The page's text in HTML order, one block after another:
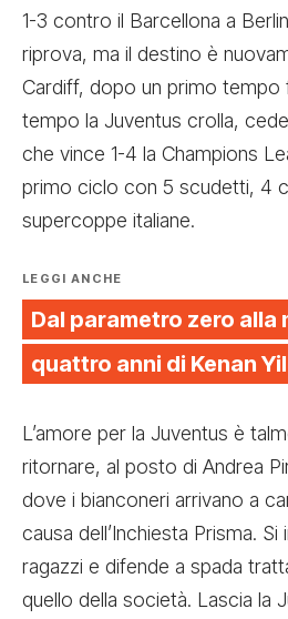
1-3 contro il Barcellona a
riprova, ma il destino è
Cardiff, dopo un primo tempo
tempo la Juventus crolla,
che vince 1-4 la Champions
primo ciclo con 5 scudetti, 4
supercoppe italiane.
LEGGI ANCHE
Dal parametro zero alla
quattro anni di Kenan
L’amore per la Juventus è
ritornare, al posto di Andrea
dove i bianconeri arrivano a
causa dell’Inchiesta Prisma. Si
ragazzi e difende a spada
quello della società. Lascia la